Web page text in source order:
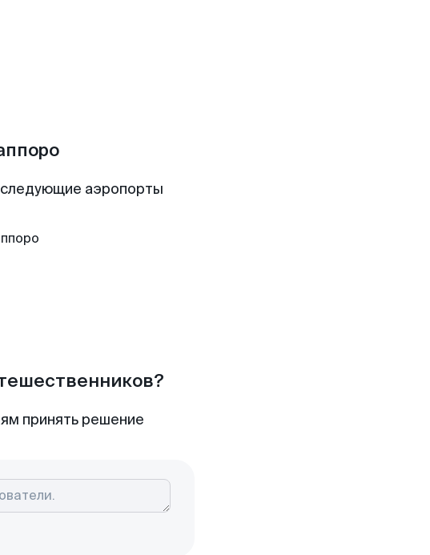
аэропорты
принять решение